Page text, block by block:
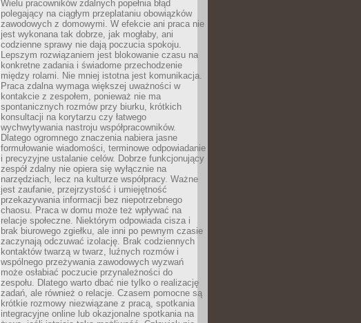
Wielu pracowników zdalnych popełnia błąd
polegający na ciągłym przeplataniu obowiązków
zawodowych z domowymi. W efekcie ani praca nie
jest wykonana tak dobrze, jak mogłaby, ani
codzienne sprawy nie dają poczucia spokoju.
Lepszym rozwiązaniem jest blokowanie czasu na
konkretne zadania i świadome przechodzenie
między rolami. Nie mniej istotna jest komunikacja.
Praca zdalna wymaga większej uważności w
kontakcie z zespołem, ponieważ nie ma
spontanicznych rozmów przy biurku, krótkich
konsultacji na korytarzu czy łatwego
wychwytywania nastroju współpracowników.
Dlatego ogromnego znaczenia nabiera jasne
formułowanie wiadomości, terminowe odpowiadanie
i precyzyjne ustalanie celów. Dobrze funkcjonujący
zespół zdalny nie opiera się wyłącznie na
narzędziach, lecz na kulturze współpracy. Ważne
jest zaufanie, przejrzystość i umiejętność
przekazywania informacji bez niepotrzebnego
chaosu. Praca w domu może też wpływać na
relacje społeczne. Niektórym odpowiada cisza i
brak biurowego zgiełku, ale inni po pewnym czasie
zaczynają odczuwać izolację. Brak codziennych
kontaktów twarzą w twarz, luźnych rozmów i
wspólnego przeżywania zawodowych wyzwań
może osłabiać poczucie przynależności do
zespołu. Dlatego warto dbać nie tylko o realizację
zadań, ale również o relacje. Czasem pomocne są
krótkie rozmowy niezwiązane z pracą, spotkania
integracyjne online lub okazjonalne spotkania na